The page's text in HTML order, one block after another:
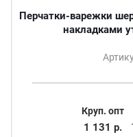
Перчатки-варежки
накладками
Круп. опт
1 131 р.